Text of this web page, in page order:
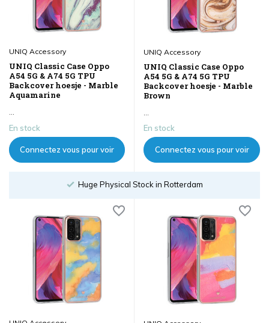
UNIQ Accessory
UNIQ Classic Case Oppo
A54 5G & A74 5G TPU
Backcover hoesje - Marble
Aquamarine
En stock
Connectez vous pour voir
UNIQ Accessory
UNIQ Classic Case Oppo
A54 5G & A74 5G TPU
Backcover hoesje - Marble
Brown
En stock
Connectez vous pour voir
Order until 18:00